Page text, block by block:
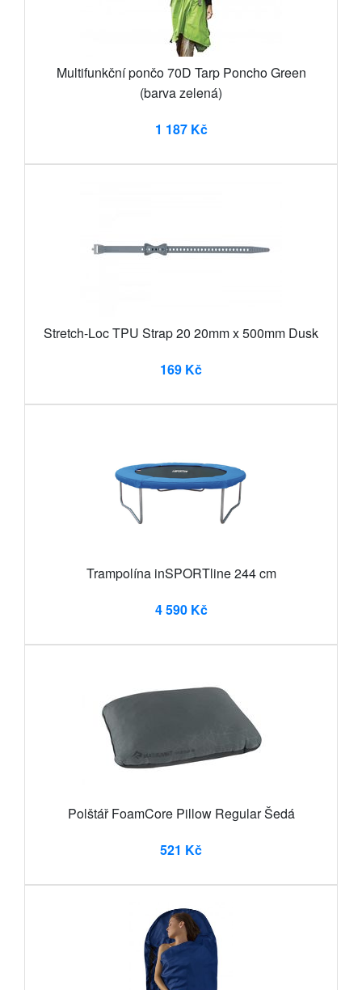
Multifunkční pončo 70D Tarp Poncho Green
(barva zelená)
1 187 Kč
Stretch-Loc TPU Strap 20 20mm x 500mm Dusk
169 Kč
Trampolína inSPORTline 244 cm
4 590 Kč
Polštář FoamCore Pillow Regular Šedá
521 Kč